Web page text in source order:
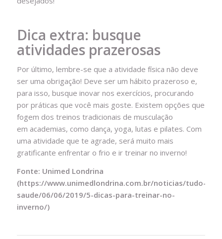
Dica extra: busque
atividades prazerosas
Por último, lembre-se que a atividade física não deve
ser uma obrigação! Deve ser um hábito prazeroso e,
para isso, busque inovar nos exercícios, procurando
por práticas que você mais goste. Existem opções que
fogem dos treinos tradicionais de musculação
em academias, como dança, yoga, lutas e pilates. Com
uma atividade que te agrade, será muito mais
gratificante enfrentar o frio e ir treinar no inverno!
Fonte: Unimed Londrina
(https://www.unimedlondrina.com.br/noticias/tudo-
saude/06/06/2019/5-dicas-para-treinar-no-
inverno/)